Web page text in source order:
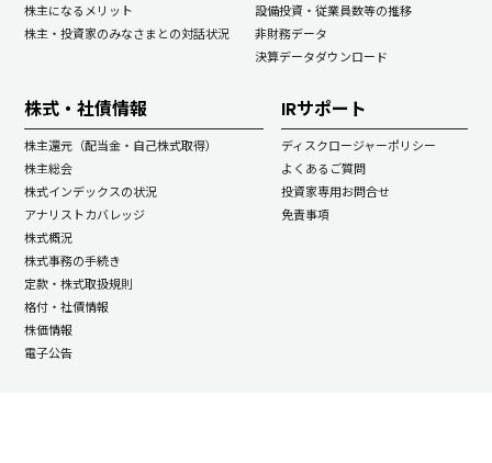
株主になるメリット
株主・投資家のみなさまとの対話状況
設備投資・従業員数等の推移
非財務データ
決算データダウンロード
株式・社債情報
株主還元（配当金・自己株式取得）
株主総会
株式インデックスの状況
アナリストカバレッジ
株式概況
株式事務の手続き
定款・株式取扱規則
格付・社債情報
株価情報
電子公告
IRサポート
ディスクロージャーポリシー
よくあるご質問
投資家専用お問合せ
免責事項